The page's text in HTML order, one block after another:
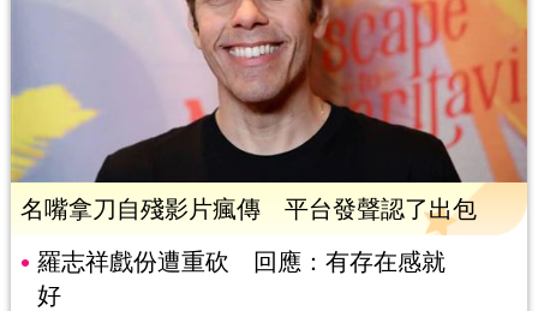
名嘴拿刀自殘影片瘋傳 平台發聲認了出包
羅志祥戲份遭重砍 回應：有存在感就
好